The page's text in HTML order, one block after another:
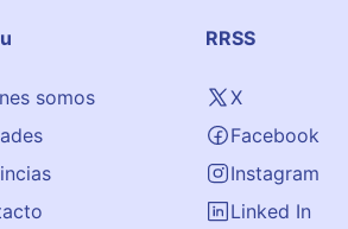
somos
RRSS
X
Facebook
Instagram
Linked In